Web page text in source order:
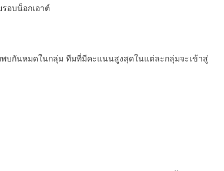
อบน็อกเอาต์
บกันหมดในกลุ่ม ทีมที่มีคะแนนสูงสุดในแต่ละกลุ่มจะเข้าสู่